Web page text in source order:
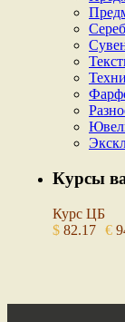
Курсы
Курс ЦБ
$ 82.17 €